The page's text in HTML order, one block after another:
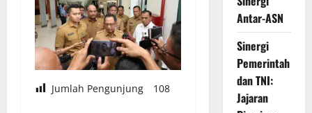
Jumlah Pengunjung 108
Antar-ASN
Sinergi
Pemerintah
dan TNI:
Jajaran